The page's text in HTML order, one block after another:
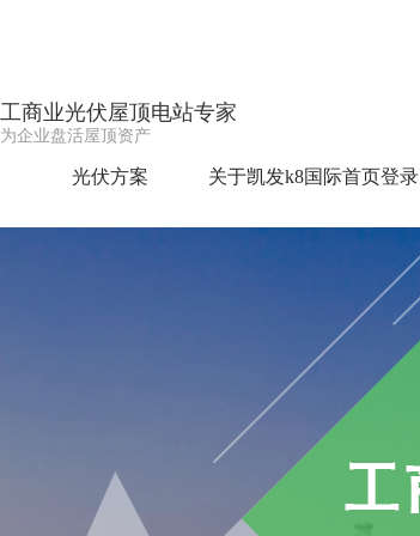
光伏方案 关于凯发k8国际首页登录
工商业光伏屋顶电站专家
为企业盘活屋顶资产